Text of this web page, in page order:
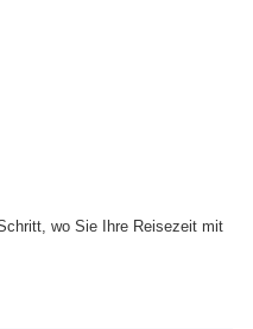
wo Sie Ihre Reisezeit mit